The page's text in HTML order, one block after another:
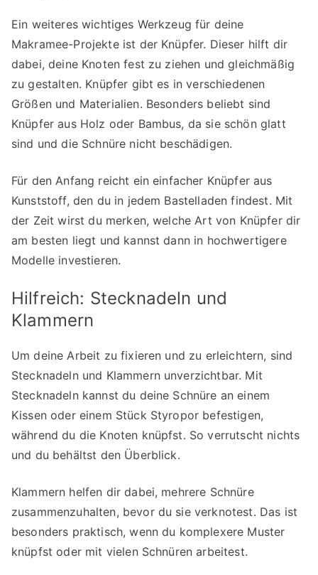
Ein weiteres wichtiges Werkzeug für deine
Makramee-Projekte ist der Knüpfer. Dieser hilft dir
dabei, deine Knoten fest zu ziehen und gleichmäßig
zu gestalten. Knüpfer gibt es in verschiedenen
Größen und Materialien. Besonders beliebt sind
Knüpfer aus Holz oder Bambus, da sie schön glatt
sind und die Schnüre nicht beschädigen.
Für den Anfang reicht ein einfacher Knüpfer aus
Kunststoff, den du in jedem Bastelladen findest. Mit
der Zeit wirst du merken, welche Art von Knüpfer dir
am besten liegt und kannst dann in hochwertigere
Modelle investieren.
Hilfreich: Stecknadeln und
Klammern
Um deine Arbeit zu fixieren und zu erleichtern, sind
Stecknadeln und Klammern unverzichtbar. Mit
Stecknadeln kannst du deine Schnüre an einem
Kissen oder einem Stück Styropor befestigen,
während du die Knoten knüpfst. So verrutscht nichts
und du behältst den Überblick.
Klammern helfen dir dabei, mehrere Schnüre
zusammenzuhalten, bevor du sie verknotest. Das ist
besonders praktisch, wenn du komplexere Muster
knüpfst oder mit vielen Schnüren arbeitest.